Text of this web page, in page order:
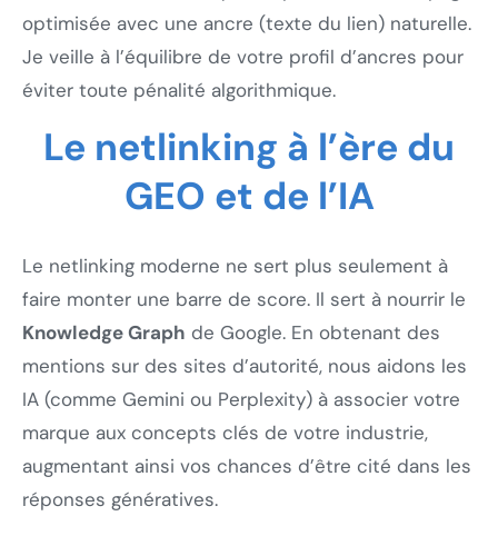
optimisée avec une ancre (texte du lien) naturelle.
Je veille à l’équilibre de votre profil d’ancres pour
éviter toute pénalité algorithmique.
Le netlinking à l’ère du
GEO et de l’IA
Le netlinking moderne ne sert plus seulement à
faire monter une barre de score. Il sert à nourrir le
Knowledge Graph de Google. En obtenant des
mentions sur des sites d’autorité, nous aidons les
IA (comme Gemini ou Perplexity) à associer votre
marque aux concepts clés de votre industrie,
augmentant ainsi vos chances d’être cité dans les
réponses génératives.